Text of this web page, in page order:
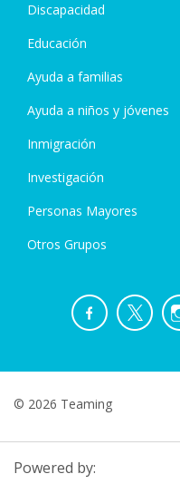
Discapacidad
Educación
Ayuda a familias
Ayuda a niños y jóvenes
Inmigración
Investigación
Personas Mayores
Otros Grupos
© 2026 Teaming
Powered by: